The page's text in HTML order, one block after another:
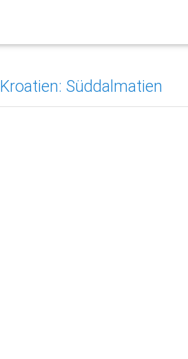
Süddalmatien